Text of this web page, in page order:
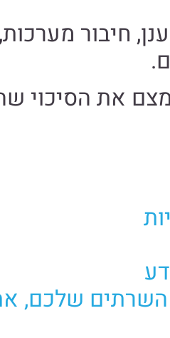
חיבור
את הסיכוי
השרתים שלכם,